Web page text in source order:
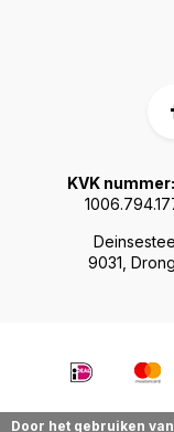
9031,
KVK nummer:
Door het gebruiken